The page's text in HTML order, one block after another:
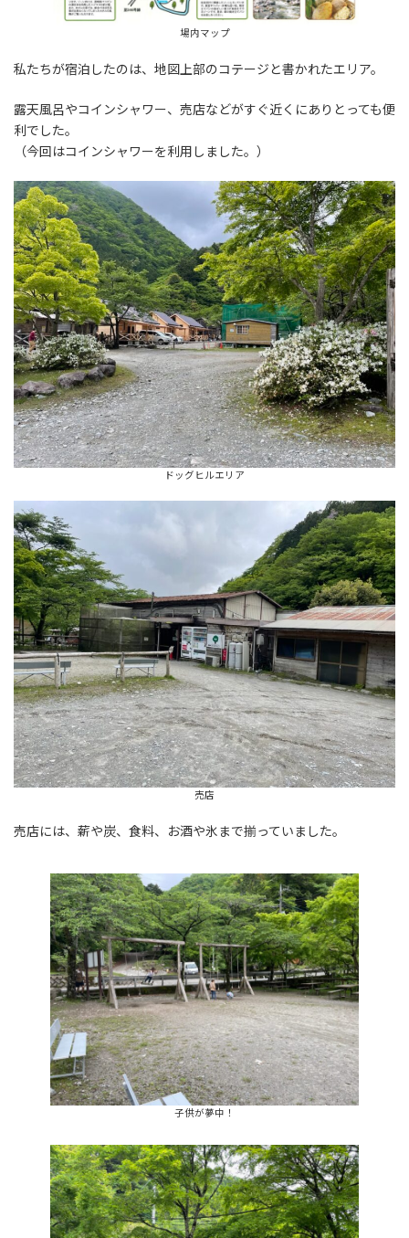
場内マップ
私たちが宿泊したのは、地図上部のコテージと書かれたエリア。
露天風呂やコインシャワー、売店などがすぐ近くにありとっても便
利でした。
（今回はコインシャワーを利用しました。）
ドッグヒルエリア
売店
売店には、薪や炭、食料、お酒や氷まで揃っていました。
子供が夢中！